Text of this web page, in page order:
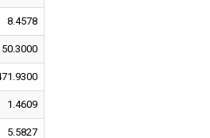
8.4578
1.4609
5.5827